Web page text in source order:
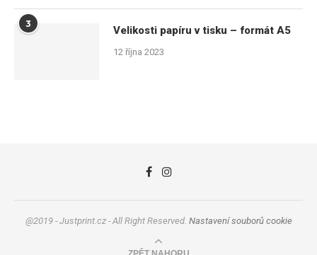
3
Velikosti papíru v tisku – formát A5
12 října 2023
@2019 - Justprint.cz - All Right Reserved. Nastavení souborů cookie